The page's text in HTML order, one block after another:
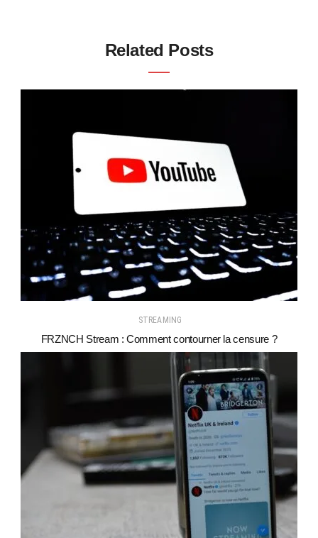
Related Posts
STREAMING
FRZNCH Stream : Comment contourner la censure ?